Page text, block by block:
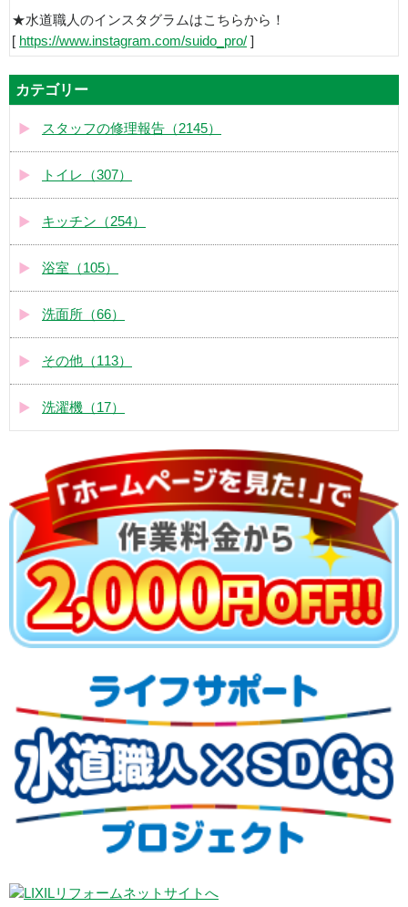
★水道職人のインスタグラムはこちらから！
[ https://www.instagram.com/suido_pro/ ]
カテゴリー
スタッフの修理報告（2145）
トイレ（307）
キッチン（254）
浴室（105）
洗面所（66）
その他（113）
洗濯機（17）